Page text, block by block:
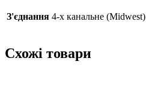
З'єднання 4-х канальне (Midwest)
Схожі товари